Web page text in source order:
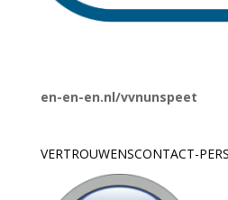
en-en-en.nl/vvnunspeet
VERTROUWENSCONTACT-